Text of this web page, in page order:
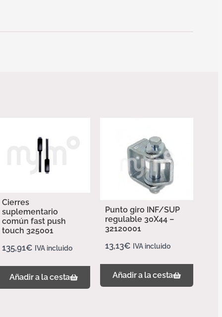
Cierres
suplementario
común fast push
touch 325001
135,91€ IVA incluido
Añadir a la cesta
Punto giro INF/SUP
regulable 30X44 –
32120001
13,13€ IVA incluido
Añadir a la cesta